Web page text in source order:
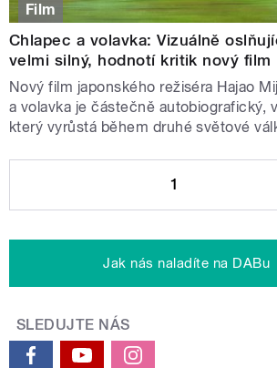
Film
Chlapec a volavka: Vizuálně
velmi silný, hodnotí kritik nový film
Nový film japonského režiséra Hajao
a volavka je částečně autobiografický,
který vyrůstá během druhé světové
1
Jak nás naladíte na DABu
SLEDUJTE NÁS